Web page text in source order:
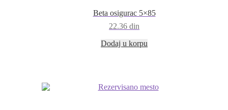
Beta osigurac 5×85
22.36 din
Dodaj u korpu